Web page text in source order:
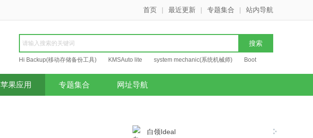
首页 | 最近更新 | 专题集合 | 站内导航
Hi Backup(移动存储备份工具) KMSAuto lite system mechanic(系统机械师) Boot
Repair
苹果应用 专题集合 网址导航
白领Ideal